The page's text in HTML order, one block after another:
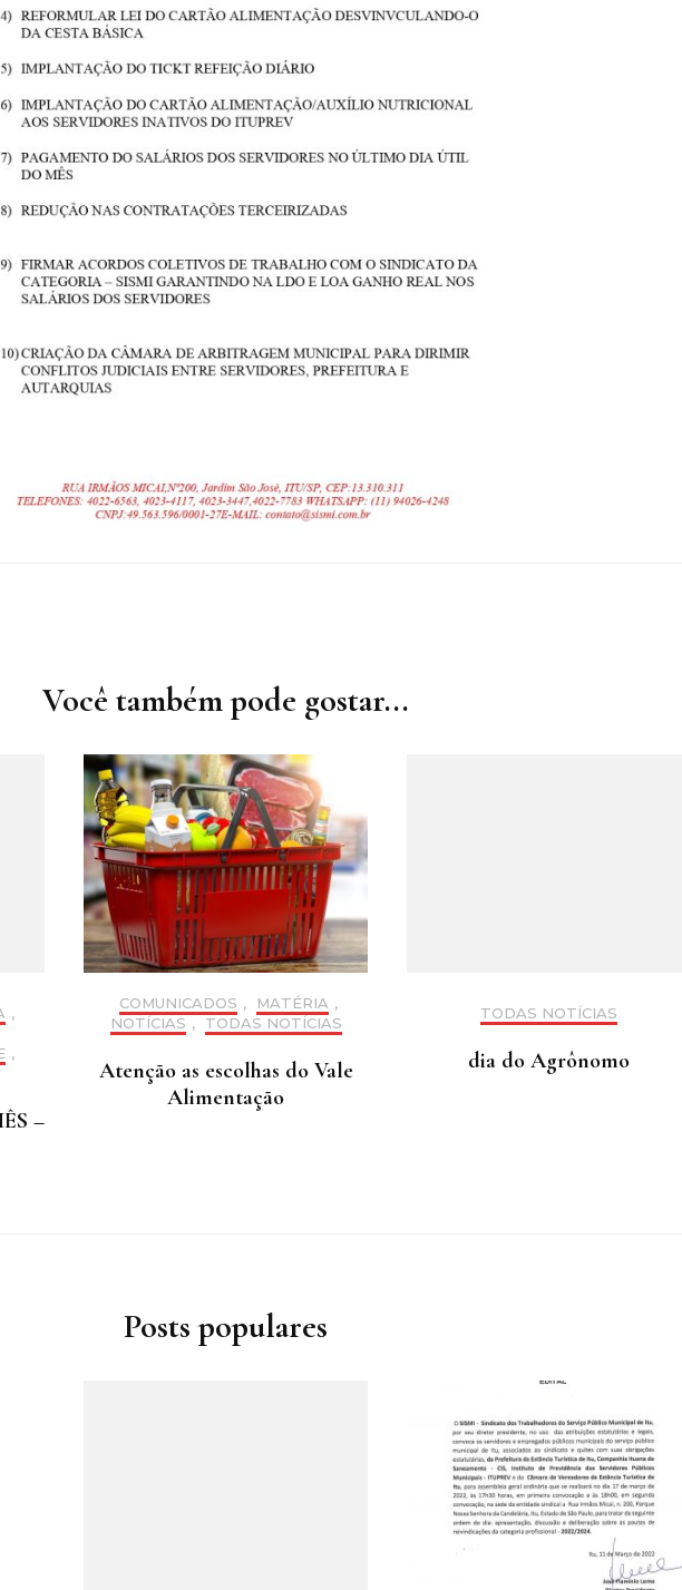
Você também pode gostar...
,
,
–
COMUNICADOS , MATÉRIA ,
NOTÍCIAS , TODAS NOTÍCIAS
Atenção as escolhas do Vale
Alimentação
TODAS NOTÍCIAS
dia do Agrônomo
Posts populares